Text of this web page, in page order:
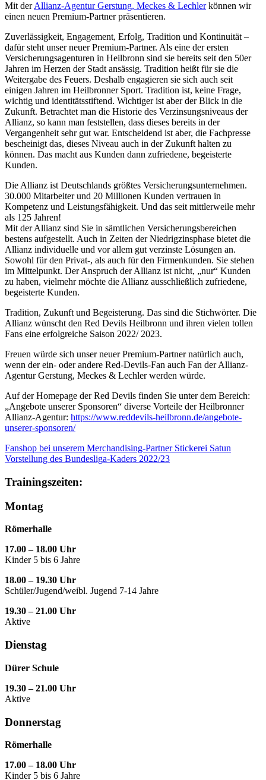
Mit derAllianz-Agentur Gerstung, Meckes & Lechlerkönnen wir
einen neuen Premium-Partner präsentieren.
Zuverlässigkeit, Engagement, Erfolg, Tradition und Kontinuität –
dafür steht unser neuer Premium-Partner. Als eine der ersten
Versicherungsagenturen in Heilbronn sind sie bereits seit den 50er
Jahren im Herzen der Stadt ansässig. Tradition heißt für sie die
Weitergabe des Feuers. Deshalb engagieren sie sich auch seit
einigen Jahren im Heilbronner Sport. Tradition ist, keine Frage,
wichtig und identitätsstiftend. Wichtiger ist aber der Blick in die
Zukunft. Betrachtet man die Historie des Verzinsungsniveaus der
Allianz, so kann man feststellen, dass dieses bereits in der
Vergangenheit sehr gut war. Entscheidend ist aber, die Fachpresse
bescheinigt das, dieses Niveau auch in der Zukunft halten zu
können. Das macht aus Kunden dann zufriedene, begeisterte
Kunden.
Die Allianz ist Deutschlands größtes Versicherungsunternehmen.
30.000 Mitarbeiter und 20 Millionen Kunden vertrauen in
Kompetenz und Leistungsfähigkeit. Und das seit mittlerweile mehr
als 125 Jahren!
Mit der Allianz sind Sie in sämtlichen Versicherungsbereichen
bestens aufgestellt. Auch in Zeiten der Niedrigzinsphase bietet die
Allianz individuelle und vor allem gut verzinste Lösungen an.
Sowohl für den Privat-, als auch für den Firmenkunden. Sie stehen
im Mittelpunkt. Der Anspruch der Allianz ist nicht, „nur“ Kunden
zu haben, vielmehr möchte die Allianz ausschließlich zufriedene,
begeisterte Kunden.
Tradition, Zukunft und Begeisterung. Das sind die Stichwörter. Die
Allianz wünscht den Red Devils Heilbronn und ihren vielen tollen
Fans eine erfolgreiche Saison 2022/ 2023.
Freuen würde sich unser neuer Premium-Partner natürlich auch,
wenn der ein- oder andere Red-Devils-Fan auch Fan der Allianz-
Agentur Gerstung, Meckes & Lechler werden würde.
Auf der Homepage der Red Devils finden Sie unter dem Bereich:
„Angebote unserer Sponsoren“ diverse Vorteile der Heilbronner
Allianz-Agentur: https://www.reddevils-heilbronn.de/angebote-
unserer-sponsoren/
Fanshop bei unserem Merchandising-Partner Stickerei Satun
Vorstellung des Bundesliga-Kaders 2022/23
Trainingszeiten:
Montag
Römerhalle
17.00 – 18.00 Uhr
Kinder 5 bis 6 Jahre
18.00 – 19.30 Uhr
Schüler/Jugend/weibl. Jugend 7-14 Jahre
19.30 – 21.00 Uhr
Aktive
Dienstag
Dürer Schule
19.30 – 21.00 Uhr
Aktive
Donnerstag
Römerhalle
17.00 – 18.00 Uhr
Kinder 5 bis 6 Jahre